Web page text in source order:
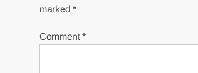
marked*
Comment*